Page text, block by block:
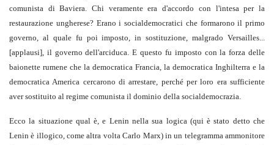
comunista di Baviera. Chi veramente era d'accordo con l'intesa per la
restaurazione ungherese? Erano i socialdemocratici che formarono il primo
governo, al quale fu poi imposto, in sostituzione, malgrado Versailles...
[applausi], il governo dell'arciduca. E questo fu imposto con la forza delle
baionette rumene che la democratica Francia, la democratica Inghilterra e la
democratica America cercarono di arrestare, perché per loro era sufficiente
aver sostituito al regime comunista il dominio della socialdemocrazia.
Ecco la situazione qual è, e Lenin nella sua logica (qui è stato detto che
Lenin è illogico, come altra volta Carlo Marx) in un telegramma ammonitore